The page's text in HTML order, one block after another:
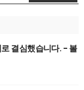
결심했습니다. - 볼